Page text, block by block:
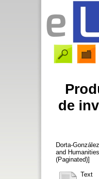
de
Dorta-
and
(Paginated)]
Text